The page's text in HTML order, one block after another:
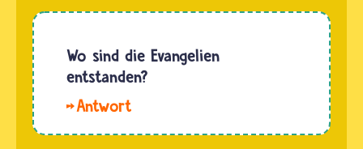
Wo sind die Evangelien
entstanden?